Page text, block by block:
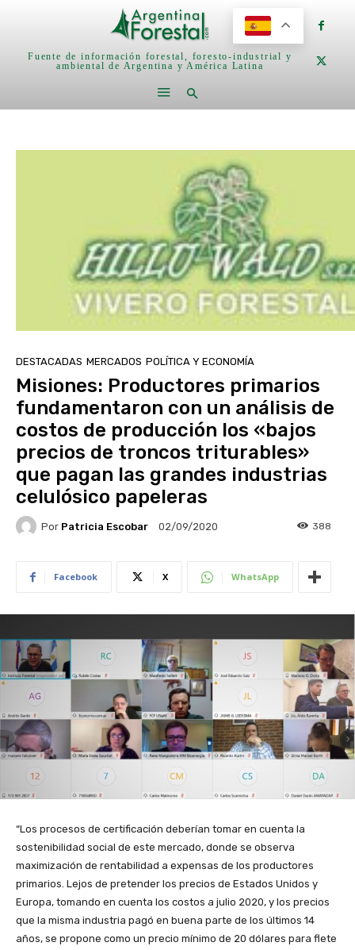
Fuente de información forestal, foresto-industrial y
ambiental de Argentina y América Latina
DESTACADAS MERCADOS POLÍTICA Y ECONOMÍA
Misiones: Productores primarios
fundamentaron con un análisis de
costos de producción los «bajos
precios de troncos triturables»
que pagan las grandes industrias
celulósico papeleras
Por Patricia Escobar 02/09/2020 388
Facebook X WhatsApp
“Los procesos de certificación deberían tomar en cuenta la
sostenibilidad social de este mercado, donde se observa
maximización de rentabilidad a expensas de los productores
primarios. Lejos de pretender los precios de Estados Unidos y
Europa, tomando en cuenta los costos a julio 2020, y los precios
que la misma industria pagó en buena parte de los últimos 14
años, se propone como un precio mínimo de 20 dólares para flete